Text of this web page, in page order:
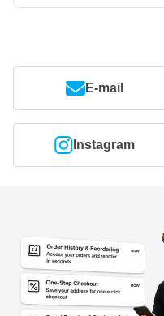
E-mail
Instagram